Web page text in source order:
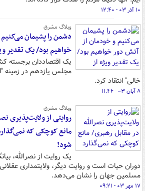
۱۰ آذر ۰۳ - ۱۲:۴۰
وبلاگ مشرق
دشمن را پشیمان
خواهیم بود/ یک تقدیر
یک اقتصاددان برجسته
مجلس یازدهم در زمینه
خالی" انتقاد کرد.
۸ آبان ۰۳ - ۱۱:۴۶
وبلاگ مشرق
روایتی از ولایت‌پذیری
مانع کوچکی که
شود!
یک روایت از نصرالله،
دوران حیات است و روایت دیگر، ولایتمداری
مسلمین جهان را نشان می‌دهد.
۱۷ مهر ۰۳ - ۰۹:۲۱